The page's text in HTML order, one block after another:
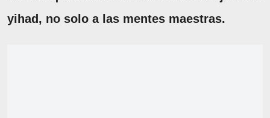
yihad, no solo a las mentes maestras.